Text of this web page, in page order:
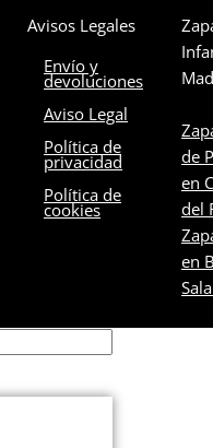
Avisos Legales
Envío y
devoluciones
Aviso Legal
Política de
privacidad
Política de
cookies
de
en
del
en